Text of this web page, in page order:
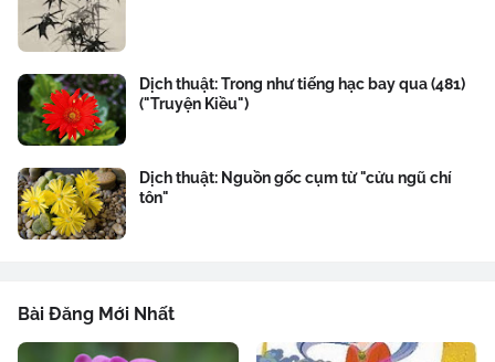
Dịch thuật: Trong như tiếng hạc bay qua (481)
("Truyện Kiều")
Dịch thuật: Nguồn gốc cụm từ "cửu ngũ chí
tôn"
Bài Đăng Mới Nhất